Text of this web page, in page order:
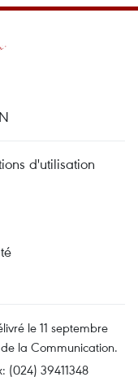
d'utilisation
le 11 septembre
la Communication.
(024) 39411348